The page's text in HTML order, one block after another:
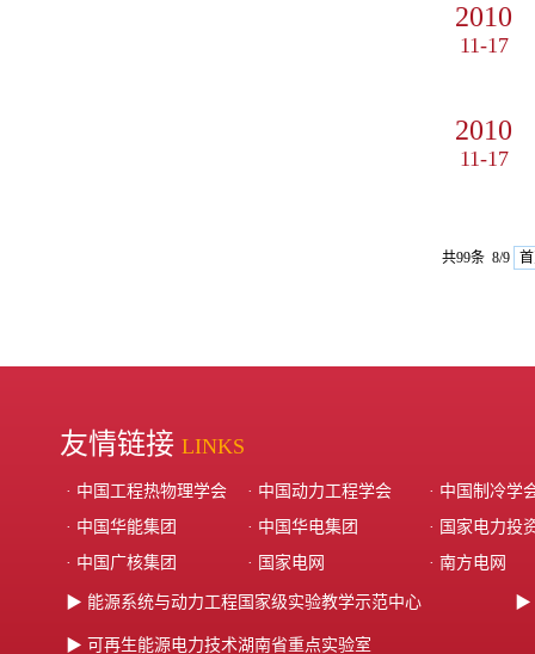
2010
11-17
2010
11-17
共99条 8/9
友情链接 LINKS
· 中国工程热物理学会 · 中国动力工程学会
· 中国制冷学
· 中国华能集团‌
· ‌中国华电集团‌
· ‌国家电力投
· 中国广核集团
· 国家电网 · 南方电网
▶ 能源系统与动力工程国家级实验教学示范中心 ▶
▶ 可再生能源电力技术湖南省重点实验室